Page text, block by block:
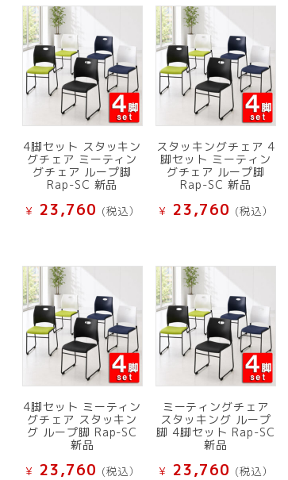
で
す。
4脚セット スタッキン
グチェア ミーティン
グチェア ループ脚
Rap-SC 新品
¥ 23,760 (税込）
スタッキングチェア 4
脚セット ミーティン
グチェア ループ脚
Rap-SC 新品
¥ 23,760 (税込）
4脚セット ミーティン
グチェア スタッキン
グ ループ脚 Rap-SC
新品
¥ 23,760 (税込）
ミーティングチェア
スタッキング ループ
脚 4脚セット Rap-SC
新品
¥ 23,760 (税込）